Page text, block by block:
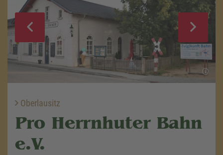
Oberlausitz
Pro Herrnhuter Bahn
e.V.